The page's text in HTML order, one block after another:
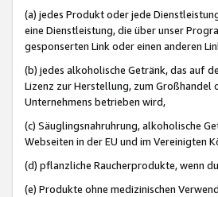
(a) jedes Produkt oder jede
eine Dienstleistung, die über unser
gesponserten Link oder einen anderen
(b) jedes alkoholische Getränk, das auf
Lizenz zur Herstellung, zum Großhandel
Unternehmens betrieben wird,
(c) Säuglingsnahruhrung, alkoholische
Webseiten in der EU und im Vereinigten
(d) pflanzliche Raucherprodukte, wenn
(e) Produkte ohne medizinischen